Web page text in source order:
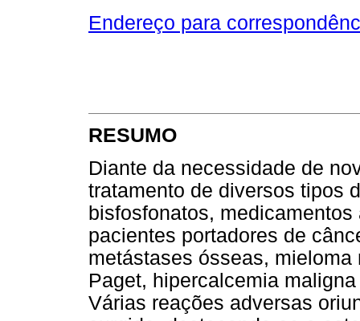
Endereço para
RESUMO
Diante da necessidade de
tratamento de diversos tipos
bisfosfonatos,
pacientes portadores de
metástases ósseas,
Paget, hipercalcemia
Várias reações adversas